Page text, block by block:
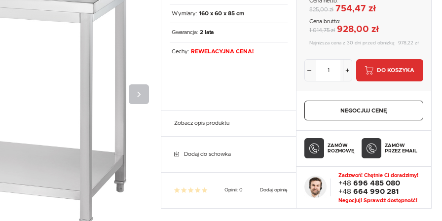
PROFESSIONAL
Wymiary: 160 x 60 x 85 cm
Gwarancja: 2 lata
Cechy: REWELACYJNA CENA!
Zobacz opis produktu
Dodaj do schowka
Opinii: 0 Dodaj opinię
825,00 zł 754,47 zł
Cena brutto:
1 014,75 zł 928,00 zł
Najniższa cena z 30 dni przed obniżką:978,22 zł
DO KOSZYKA
NEGOCJUJ CENĘ
ZAMÓW
ROZMOWĘ
ZAMÓW
PRZEZ EMAIL
Zadzwoń! Chętnie Ci doradzimy!
+48 696 485 080
+48 664 990 281
Negocjuj! Sprawdź dostępność!